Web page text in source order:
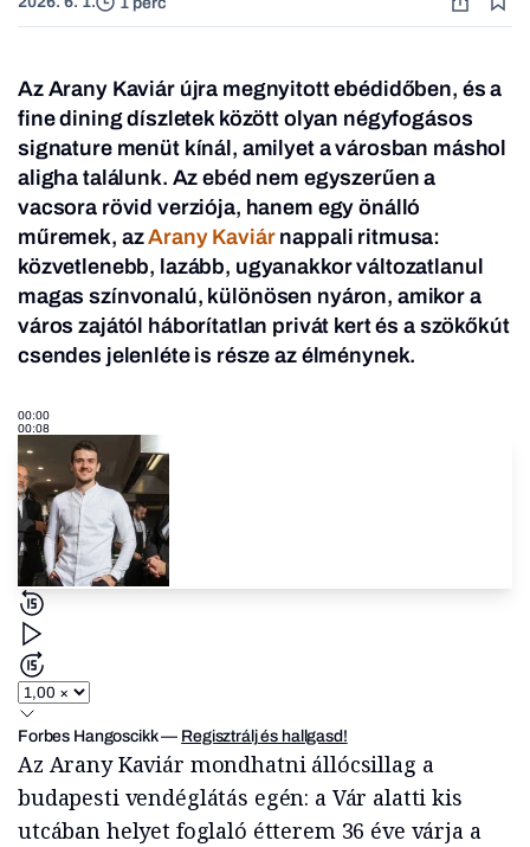
Az Arany Kaviár újra megnyitott ebédidőben, és a
fine dining díszletek között olyan négyfogásos
signature menüt kínál, amilyet a városban máshol
aligha találunk. Az ebéd nem egyszerűen a
vacsora rövid verziója, hanem egy önálló
műremek, azArany Kaviárnappali ritmusa:
közvetlenebb, lazább, ugyanakkor változatlanul
magas színvonalú, különösen nyáron, amikor a
város zajától háborítatlan privát kert és a szökőkút
csendes jelenléte is része az élménynek.
00:00
00:08
Forbes Hangoscikk— Regisztrálj és hallgasd!
Az Arany Kaviár mondhatni állócsillag a
budapesti vendéglátás egén: a Vár alatti kis
utcában helyet foglaló étterem 36 éve várja a